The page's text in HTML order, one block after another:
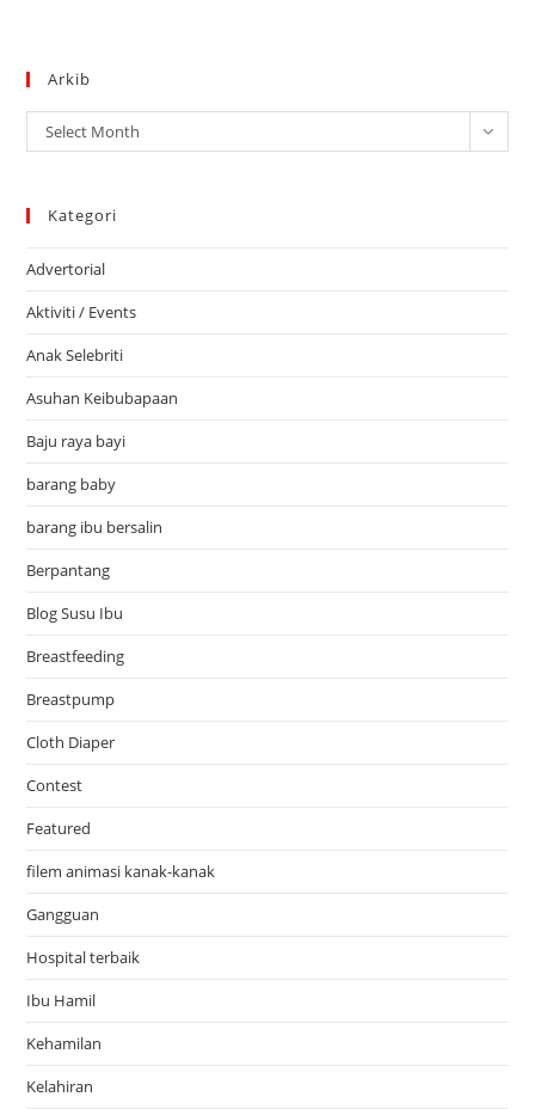
Arkib
Arkib
Select Month
Kategori
Advertorial
Aktiviti / Events
Anak Selebriti
Asuhan Keibubapaan
Baju raya bayi
barang baby
barang ibu bersalin
Berpantang
Blog Susu Ibu
Breastfeeding
Breastpump
Cloth Diaper
Contest
Featured
filem animasi kanak-kanak
Gangguan
Hospital terbaik
Ibu Hamil
Kehamilan
Kelahiran